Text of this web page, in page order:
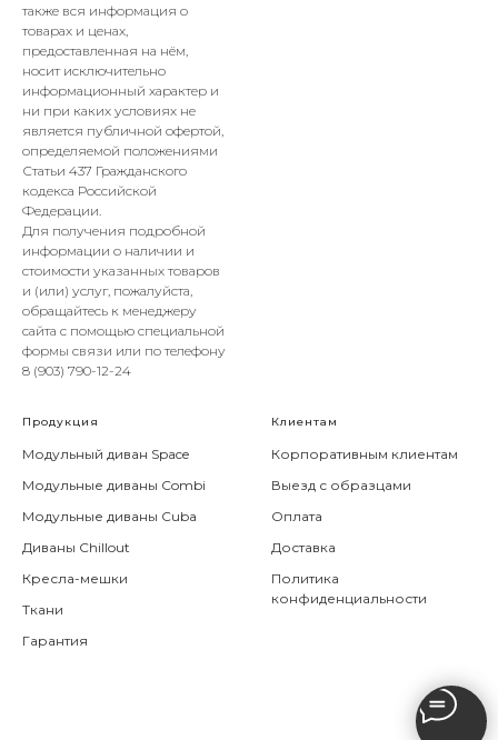
также вся информация о
товарах и ценах,
предоставленная на нём,
носит исключительно
информационный характер и
ни при каких условиях не
является публичной офертой,
определяемой положениями
Статьи 437 Гражданского
кодекса Российской
Федерации.
Для получения подробной
информации о наличии и
стоимости указанных товаров
и (или) услуг, пожалуйста,
обращайтесь к менеджеру
сайта с помощью специальной
формы связи или по телефону
8 (903) 790-12-24
Продукция
Модульный диван Space
Модульные диваны Combi
Модульные диваны Cuba
Диваны Chillout
Кресла-мешки
Ткани
Гарантия
Клиентам
Корпоративным клиентам
Выезд с образцами
Оплата
Доставка
Политика
конфиденциальности